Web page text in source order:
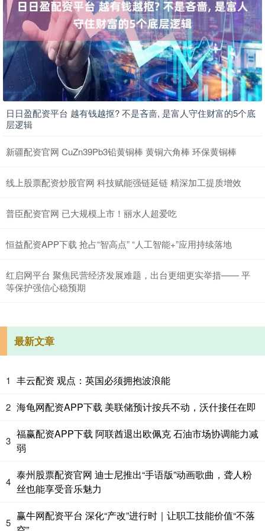
日日盈配资平台 越有钱越抠? 不是吝啬, 是富人守住财富的5个底
层逻辑
新疆配资官网 CuZn39Pb3铅黄铜棒 黄铜六角棒 环保黄铜棒
线上股票配资炒股官网 科技赋能强链延链 精深加工提质增效
普臣配资官网 已大规模上市！丽水人超爱吃
恒益配资APP下载 抢占“智高点” “人工智能+”应用持续落地
红启网平台 聚焦民营经济发展难题，出台更细更实举措—— 平
等保护强信心稳预期
最新文章
1 丰云配资 观点：英国必须拥抱波浪能
2 海龟网配资APP下载 美联储预计按兵不动，沃什接任在即
3
福赢配资APP下载 阿联酋退出欧佩克 石油市场协调能力减
弱
4
泰州股票配资官网 迪士尼推出“手语版”动画歌曲，聋人粉
丝也能享受音乐魅力
5
赢牛网配资平台 深化“产改”进行时｜让职工技能价值“不落